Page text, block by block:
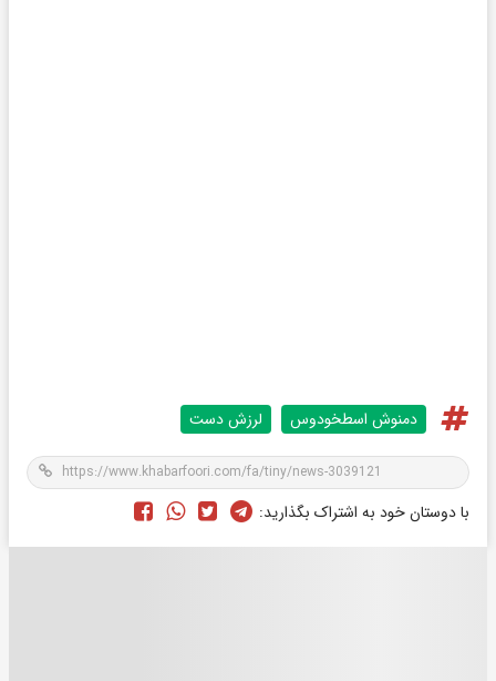
دمنوش اسطخودوس لرزش دست
با دوستان خود به اشتراک بگذارید: